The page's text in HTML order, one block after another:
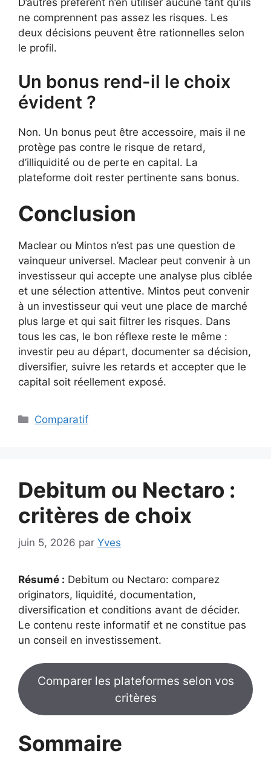
D’autres préfèrent n’en utiliser aucune tant qu’ils
ne comprennent pas assez les risques. Les
deux décisions peuvent être rationnelles selon
le profil.
Un bonus rend-il le choix
évident ?
Non. Un bonus peut être accessoire, mais il ne
protège pas contre le risque de retard,
d’illiquidité ou de perte en capital. La
plateforme doit rester pertinente sans bonus.
Conclusion
Maclear ou Mintos n’est pas une question de
vainqueur universel. Maclear peut convenir à un
investisseur qui accepte une analyse plus ciblée
et une sélection attentive. Mintos peut convenir
à un investisseur qui veut une place de marché
plus large et qui sait filtrer les risques. Dans
tous les cas, le bon réflexe reste le même :
investir peu au départ, documenter sa décision,
diversifier, suivre les retards et accepter que le
capital soit réellement exposé.
Catégories
Comparatif
Debitum ou Nectaro :
critères de choix
juin 5, 2026 par Yves
Résumé : Debitum ou Nectaro: comparez
originators, liquidité, documentation,
diversification et conditions avant de décider.
Le contenu reste informatif et ne constitue pas
un conseil en investissement.
Comparer les plateformes selon vos
critères
Sommaire